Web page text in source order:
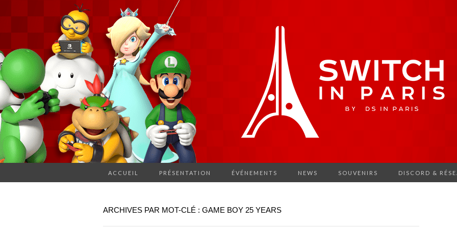
ACCUEIL PRÉSENTATION ÉVÉNEMENTS NEWS SOUVENIRS DISCORD &
ARCHIVES PAR MOT-CLÉ : GAME BOY 25 YEARS